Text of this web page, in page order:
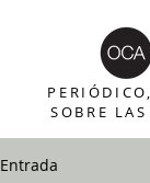
SOBRE
Entrada